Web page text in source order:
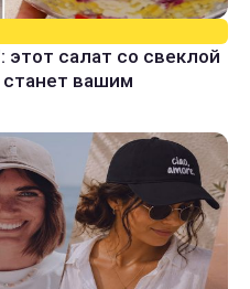
салат со свеклой
вашим